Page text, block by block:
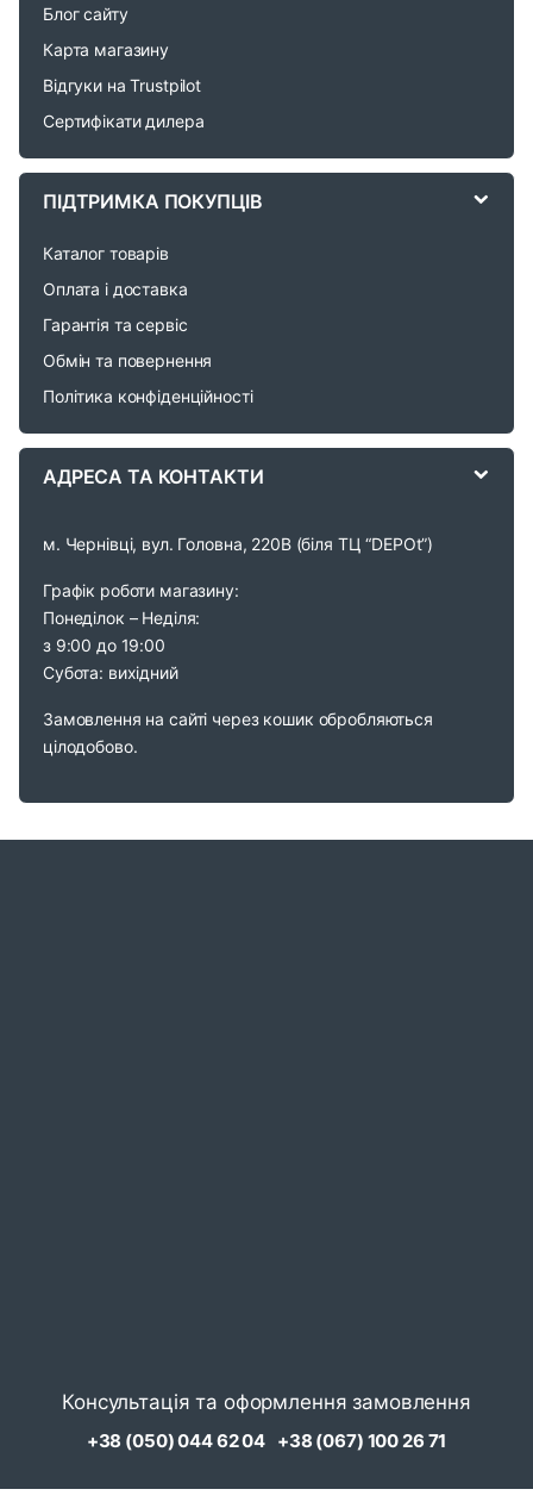
C
Блог сайту
Карта магазину
Відгуки на Trustpilot
Сертифікати дилера
ПІДТРИМКА ПОКУПЦІВ
Каталог товарів
Оплата і доставка
Гарантія та сервіс
Обмін та повернення
Політика конфіденційності
АДРЕСА ТА КОНТАКТИ
м. Чернівці, вул. Головна, 220В (біля ТЦ “DEPOt”)
Графік роботи магазину:
Понеділок – Неділя:
з 9:00 до 19:00
Субота: вихідний
Замовлення на сайті через кошик обробляються
цілодобово.
Консультація та оформлення замовлення
+38 (050) 044 62 04 +38 (067) 100 26 71